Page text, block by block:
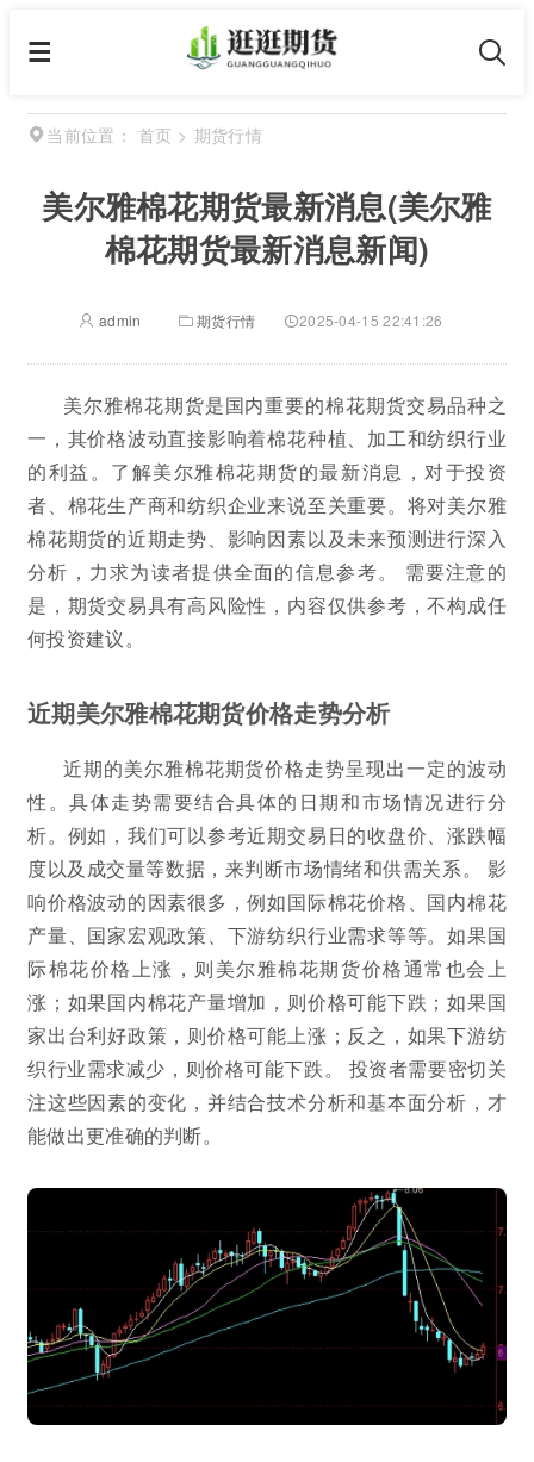
当前位置： 首页 > 期货行情
美尔雅棉花期货最新消息(美尔雅
棉花期货最新消息新闻)
admin 期货行情 2025-04-15 22:41:26
美尔雅棉花期货是国内重要的棉花期货交易品种之
一，其价格波动直接影响着棉花种植、加工和纺织行业
的利益。了解美尔雅棉花期货的最新消息，对于投资
者、棉花生产商和纺织企业来说至关重要。将对美尔雅
棉花期货的近期走势、影响因素以及未来预测进行深入
分析，力求为读者提供全面的信息参考。 需要注意的
是，期货交易具有高风险性，内容仅供参考，不构成任
何投资建议。
近期美尔雅棉花期货价格走势分析
近期的美尔雅棉花期货价格走势呈现出一定的波动
性。具体走势需要结合具体的日期和市场情况进行分
析。例如，我们可以参考近期交易日的收盘价、涨跌幅
度以及成交量等数据，来判断市场情绪和供需关系。 影
响价格波动的因素很多，例如国际棉花价格、国内棉花
产量、国家宏观政策、下游纺织行业需求等等。如果国
际棉花价格上涨，则美尔雅棉花期货价格通常也会上
涨；如果国内棉花产量增加，则价格可能下跌；如果国
家出台利好政策，则价格可能上涨；反之，如果下游纺
织行业需求减少，则价格可能下跌。 投资者需要密切关
注这些因素的变化，并结合技术分析和基本面分析，才
能做出更准确的判断。